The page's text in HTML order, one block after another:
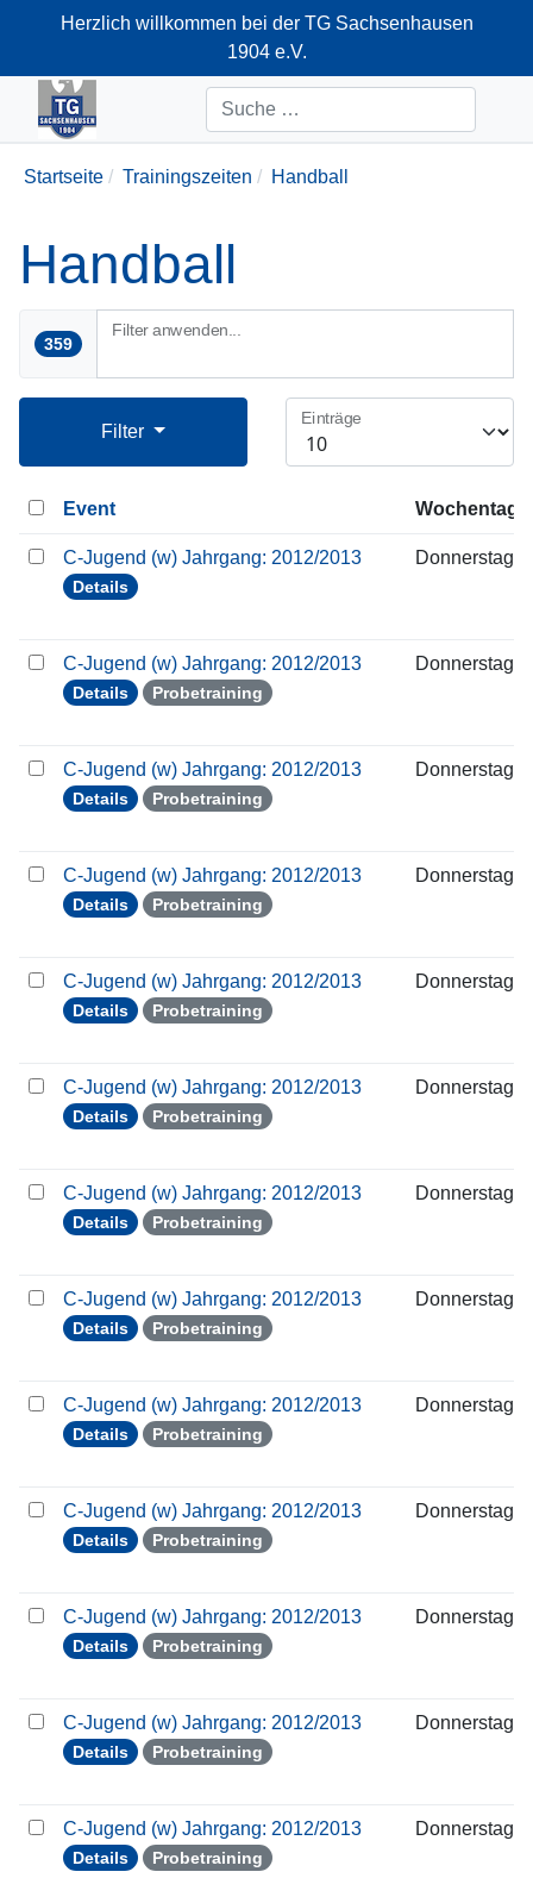
Herzlich willkommen bei der TG Sachsenhausen
1904 e.V.
+49-69-66374712
Suchen
Startseite Trainingszeiten Handball
Handball
359
Filter anwenden...
Filter
Einträge
Event Wochentag
C-Jugend (w) Jahrgang: 2012/2013
Details
Donnerstag
C-Jugend (w) Jahrgang: 2012/2013
Details Probetraining
Donnerstag
C-Jugend (w) Jahrgang: 2012/2013
Details Probetraining
Donnerstag
C-Jugend (w) Jahrgang: 2012/2013
Details Probetraining
Donnerstag
C-Jugend (w) Jahrgang: 2012/2013
Details Probetraining
Donnerstag
C-Jugend (w) Jahrgang: 2012/2013
Details Probetraining
Donnerstag
C-Jugend (w) Jahrgang: 2012/2013
Details Probetraining
Donnerstag
C-Jugend (w) Jahrgang: 2012/2013
Details Probetraining
Donnerstag
C-Jugend (w) Jahrgang: 2012/2013
Details Probetraining
Donnerstag
C-Jugend (w) Jahrgang: 2012/2013
Details Probetraining
Donnerstag
C-Jugend (w) Jahrgang: 2012/2013
Details Probetraining
Donnerstag
C-Jugend (w) Jahrgang: 2012/2013
Details Probetraining
Donnerstag
C-Jugend (w) Jahrgang: 2012/2013
Details Probetraining
Donnerstag